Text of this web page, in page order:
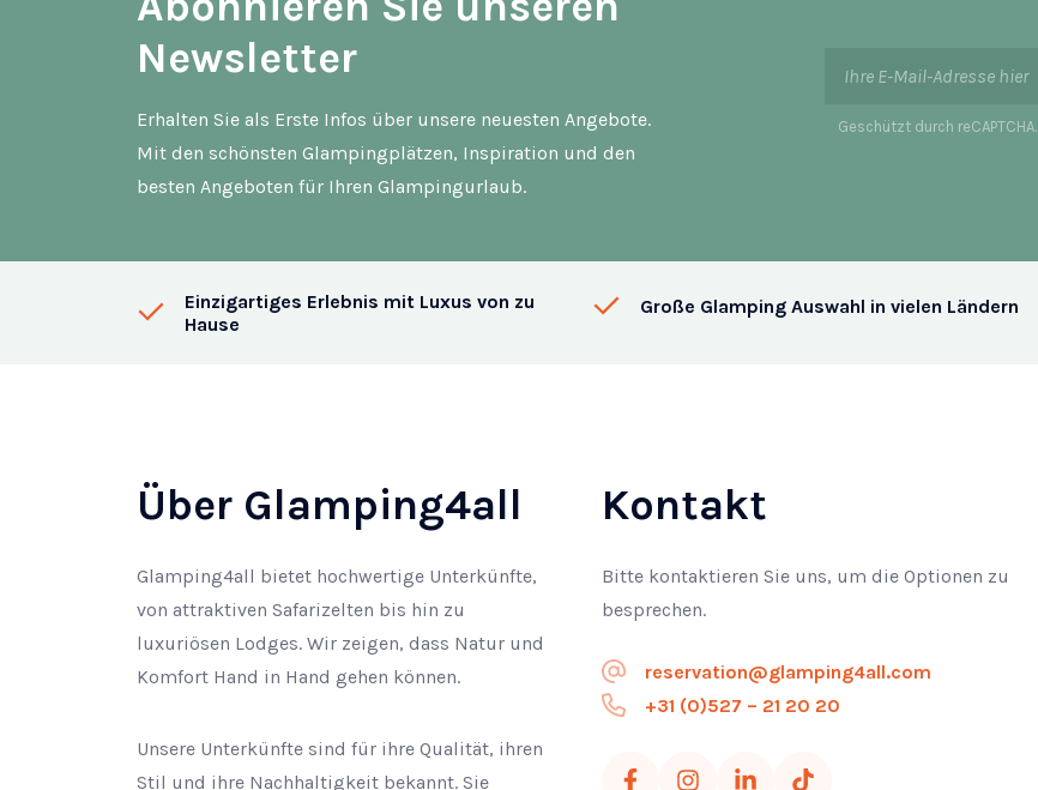
Newsletter
Erhalten Sie als Erste Infos über unsere neuesten Angebote.
Mit den schönsten Glampingplätzen, Inspiration und den
besten Angeboten für Ihren Glampingurlaub.
Geschützt durch reCAPTCHA.
Einzigartiges Erlebnis mit Luxus von zu
Hause
Große Glamping Auswahl in vielen Ländern
Über Glamping4all
Glamping4all bietet hochwertige Unterkünfte,
von attraktiven Safarizelten bis hin zu
luxuriösen Lodges. Wir zeigen, dass Natur und
Komfort Hand in Hand gehen können.
Unsere Unterkünfte sind für ihre Qualität, ihren
Stil und ihre Nachhaltigkeit bekannt. Sie
Kontakt
Bitte kontaktieren Sie uns, um die Optionen zu
besprechen.
reservation@glamping4all.com
+31 (0)527 – 21 20 20